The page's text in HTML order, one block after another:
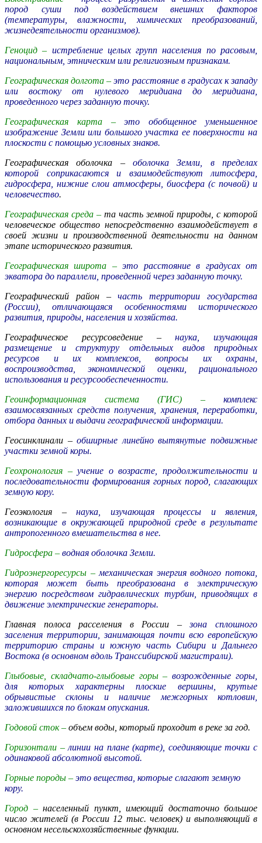
пород суши под воздействием внешних факторов
(температуры, влажности, химических преобразований,
жизнедеятельности организмов).
Геноцид – истребление целых групп населения по расовым,
национальным, этническим или религиозным признакам.
Географическая долгота – это расстояние в градусах к западу
или востоку от нулевого меридиана до меридиана,
проведенного через заданную точку.
Географическая карта –это обобщенное уменьшенное
изображение Земли или большого участка ее поверхности на
плоскости с помощью условных знаков.
Географическая оболочка –
оболочка Земли, в пределах
которой соприкасаются и взаимодействуют литосфера,
гидросфера, нижние слои атмосферы, биосфера (с почвой) и
человечество.
Географическая среда – та часть земной природы, с которой
человеческое общество непосредственно взаимодействует в
своей жизни и производственной деятельности на данном
этапе исторического развития.
Географическая широта –это расстояние в градусах от
экватора до параллели, проведенной через заданную точку.
Географический район –
часть территории государства
(России), отличающаяся особенностями исторического
развития, природы, населения и хозяйства.
Географическое ресурсоведение –
наука, изучающая
размещение и структуру отдельных видов природных
ресурсов и их комплексов, вопросы их охраны,
воспроизводства, экономической оценки, рационального
использования и ресурсообеспеченности.
Геоинформационная система (ГИС) –
комплекс
взаимосвязанных средств получения, хранения, переработки,
отбора данных и выдачи географической информации.
Геосинклинали – обширные линейно вытянутые подвижные
участки земной коры.
Геохронология – учение о возрасте, продолжительности и
последовательности формирования горных пород, слагающих
земную кору.
Геоэкология –
наука, изучающая процессы и явления,
возникающие в окружающей природной среде в результате
антропогенного вмешательства в нее.
Гидросфера – водная оболочка Земли.
Гидроэнергоресурсы – механическая энергия водного потока,
которая может быть преобразована в электрическую
энергию посредством гидравлических турбин, приводящих в
движение электрические генераторы.
Главная полоса расселения в России –
зона сплошного
заселения территории, занимающая почти всю европейскую
территорию страны и южную часть Сибири и Дальнего
Востока (в основном вдоль Транссибирской магистрали).
Глыбовые, складчато-глыбовые горы – возрожденные горы,
для которых характерны плоские вершины, крутые
обрывистые склоны и наличие межгорных котловин,
заложившихся по блокам опускания.
Годовой сток – объем воды, который проходит в реке за год.
Горизонтали –линии на плане (карте), соединяющие точки с
одинаковой абсолютной высотой.
Горные породы – это вещества, которые слагают земную
кору.
Город – населенный пункт, имеющий достаточно большое
число жителей (в России 12 тыс. человек) и выполняющий в
основном несельскохозяйственные функции.